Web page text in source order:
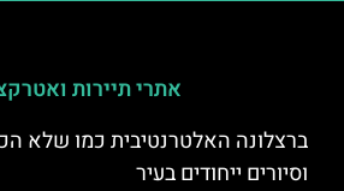
אתרי תיירות
ברצלונה האלטרנטיבית כמו שלא
וסיורים ייחודים בעיר